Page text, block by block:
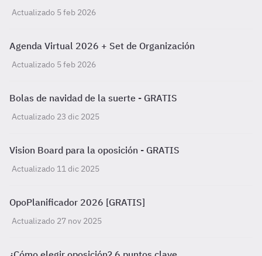
Actualizado 5 feb 2026
Agenda Virtual 2026 + Set de Organización
Actualizado 5 feb 2026
Bolas de navidad de la suerte - GRATIS
Actualizado 23 dic 2025
Vision Board para la oposición - GRATIS
Actualizado 11 dic 2025
OpoPlanificador 2026 [GRATIS]
Actualizado 27 nov 2025